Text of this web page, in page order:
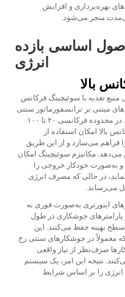
بهره‌برداری و افزایش
منجر می‌شود.
اساسی بازده
انرژی
بالا
تغذیه با سوئیچینگ فرکانس
مبتنی بر ترانسفورماتور سنتی
که در فرکانس ۵۰ تا ۶۰ هرتز کار می‌کنند، در محدوده فرکانسی ۲۰ تا ۱۰۰
بالا امکان استفاده از
فراهم می‌سازد و از این طریق
می‌دهد. مکانیزم سوئیچینگ امکان
و به‌صورت خودکار خروجی را
در حالی که مصرف انرژی
می‌رساند.
اینورتری به‌صورت فوری به
پارامترهای جوشکاری در طول
سطح بهینه حفظ می‌کنند. این
معمولاً در جوشکارهای سنتی رخ
صرف‌نظر از نیاز واقعی
نتیجه این امر، یک سیستم
را بر اساس شرایط